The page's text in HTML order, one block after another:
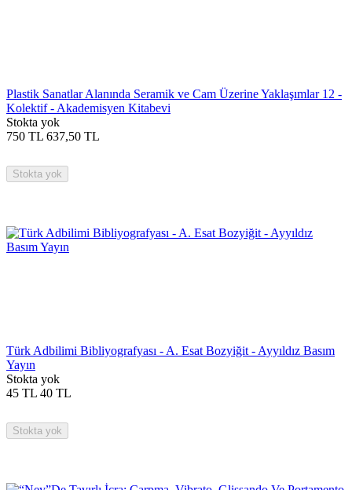
Plastik Sanatlar Alanında Seramik ve Cam Üzerine Yaklaşımlar 12 -
Kolektif - Akademisyen Kitabevi
Stokta yok
750 TL 637,50 TL
Stokta yok
Türk Adbilimi Bibliyografyası - A. Esat Bozyiğit - Ayyıldız Basım
Yayın
Stokta yok
45 TL 40 TL
Stokta yok